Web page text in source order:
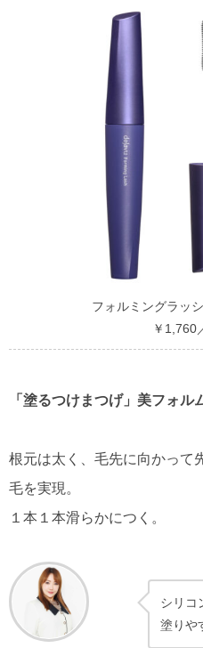
フォルミングラッ
￥1,760
「塗るつけまつげ」美フォル
根元は太く、毛先に向かって
毛を実現。
１本１本滑らかにつく。
シリコ
塗りや